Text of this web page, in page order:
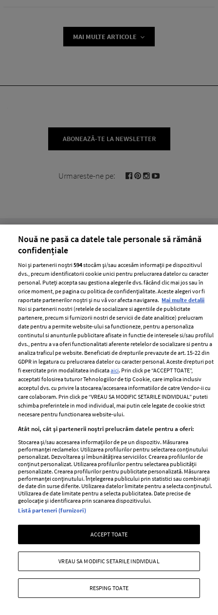
MAI MULTE ARTICOLE
ABONEAZĂ-TE LA NEWSLETTER
Urmareste-ne pe:
Cele mai citite
BEAUTY BEAUTY TIPS
7 uleiuri care stimulează creșterea rapidă a
părului
ELLE Style Awards
2024
Despre ELLE
Romania
Termeni si conditii
Politica de
confidențialitate
Politica de cookies
Publicitate
Stiri
GSP
Unica
Baby
Libertatea pentru
femei
Viva
Retete practice
Pariază responsabil! Decizia ONJN nr. 821/25.09.2025.
Jocurile de noroc sunt interzise minorilor.
Copyright © 2026 Ringier Romania SRL
Nouă ne pasă ca datele tale personale să rămână
confidențiale
Noi și partenerii noștri594stocăm și/sau accesăm informații pe dispozitivul
dvs., precum identificatorii cookie unici pentru prelucrarea datelor cu caracter
personal. Puteți accepta sau gestiona alegerile dvs. făcând clic mai jos sau în
orice moment, pe pagina cu politica de confidențialitate. Aceste alegeri vor fi
raportate partenerilor noștri și nu vă vor afecta navigarea. Mai multe detalii
Noi si partenerii nostri (retelele de socializare si agentiile de publicitate
partenere, precum si furnizorii nostri de servicii de date analitice) prelucram
date pentru a permite website-ului sa functioneze, pentru a personaliza
continutul si anunturile publicitare afisate in functie de interesele si/sau profilul
dvs., pentru a va oferi functionalitati aferente retelelor de socializare si pentru a
analiza traficul pe website. Beneficiati de drepturile prevazute de art. 15-22 din
GDPR in legatura cu prelucrarea datelor cu caracter personal. Aceste drepturi pot
fi exercitate prin modalitatea indicataaici. Prin click pe “ACCEPT TOATE”,
acceptati folosirea tuturor Tehnologiilor de tip Cookie, care implica inclusiv
acceptul dvs. cu privire la stocarea/accesarea informatiilor de catre Vendor-ii cu
care colaboram. Prin click pe “VREAU SA MODIFIC SETARILE INDIVIDUAL” puteti
schimba preferintele in mod individual, mai putin cele legate de cookie strict
necesare pentru functionarea website-ului.
Atât noi, cât și partenerii noștri prelucrăm datele pentru a oferi:
Stocarea și/sau accesarea informațiilor de pe un dispozitiv. Măsurarea
performanței reclamelor. Utilizarea profilurilor pentru selectarea conținutului
personalizat. Dezvoltarea și îmbunătățirea serviciilor. Crearea profilurilor de
conținut personalizat. Utilizarea profilurilor pentru selectarea publicității
personalizate. Crearea profilurilor pentru publicitate personalizată. Măsurarea
performanței conținutului. Înțelegerea publicului prin statistici sau combinații
de date din surse diferite. Utilizarea datelor limitate pentru a selecta conținutul.
Utilizarea de date limitate pentru a selecta publicitatea. Date precise de
geolocație și identificarea prin scanarea dispozitivului.
Listă parteneri (furnizori)
ACCEPT TOATE
RESPING TOATE
VREAU SA MODIFIC SETARILE INDIVIDUAL